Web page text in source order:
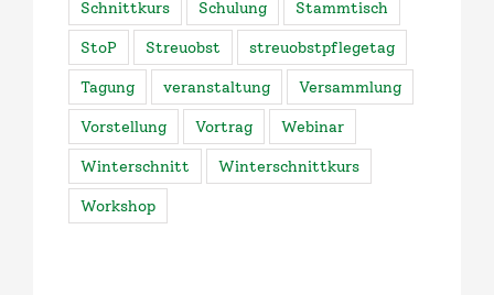
Schnittkurs
Schulung
Stammtisch
StoP
Streuobst
streuobstpflegetag
Tagung
veranstaltung
Versammlung
Vorstellung
Vortrag
Webinar
Winterschnitt
Winterschnittkurs
Workshop